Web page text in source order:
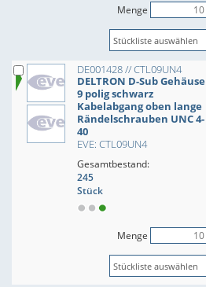
Menge
DE001428 // CTL09UN4
DELTRON D-Sub Gehäuse
9 polig schwarz
Kabelabgang oben lange
Rändelschrauben UNC 4-
40
EVE: CTL09UN4
Gesamtbestand:
245
Stück
Menge